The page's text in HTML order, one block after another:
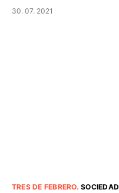
30. 07. 2021
TRES DE FEBRERO.SOCIEDAD